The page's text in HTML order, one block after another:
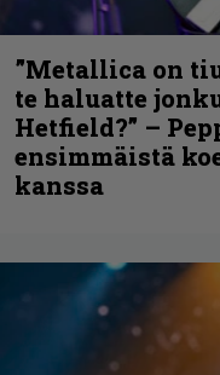
”Metallica on
te haluatte
Hetfield?” –
ensimmäistä
kanssa